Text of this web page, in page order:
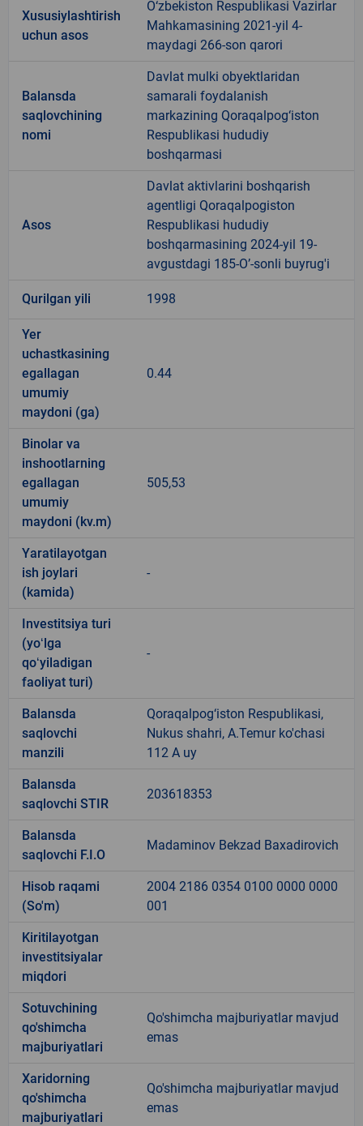
Xususiylashtirish
uchun asos
O‘zbekiston Respublikasi Vazirlar
Mahkamasining 2021-yil 4-
maydagi 266-son qarori
Balansda
saqlovchining
nomi
Davlat mulki obyektlaridan
samarali foydalanish
markazining Qoraqalpog‘iston
Respublikasi hududiy
boshqarmasi
Asos
Davlat aktivlarini boshqarish
agentligi Qoraqalpogiston
Respublikasi hududiy
boshqarmasining 2024-yil 19-
avgustdagi 185-O’-sonli buyrug'i
Qurilgan yili 1998
Yer
uchastkasining
egallagan
umumiy
maydoni (ga)
0.44
Binolar va
inshootlarning
egallagan
umumiy
maydoni (kv.m)
505,53
Yaratilayotgan
ish joylari
(kamida)
-
Investitsiya turi
(yoʻlga
qoʻyiladigan
faoliyat turi)
-
Balansda
saqlovchi
manzili
Qoraqalpog‘iston Respublikasi,
Nukus shahri, A.Temur ko'chasi
112 A uy
Balansda
saqlovchi STIR
203618353
Balansda
saqlovchi F.I.O
Madaminov Bekzad Baxadirovich
Hisob raqami
(So'm)
2004 2186 0354 0100 0000 0000
001
Kiritilayotgan
investitsiyalar
miqdori
Sotuvchining
qo'shimcha
majburiyatlari
Qo'shimcha majburiyatlar mavjud
emas
Xaridorning
qo'shimcha
majburiyatlari
Qo'shimcha majburiyatlar mavjud
emas